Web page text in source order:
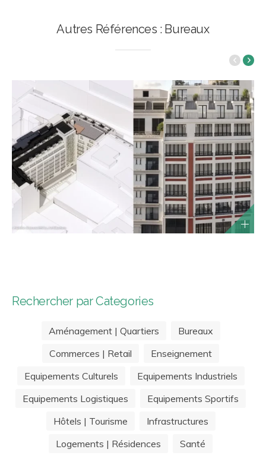
Autres Références : Bureaux
Rechercher par Categories
Aménagement | Quartiers
Bureaux
Commerces | Retail
Enseignement
Equipements Culturels
Equipements Industriels
Equipements Logistiques
Equipements Sportifs
Hôtels | Tourisme
Infrastructures
Logements | Résidences
Santé